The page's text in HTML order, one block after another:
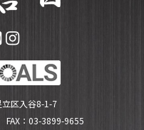
区入谷8-1-7
：03-3899-9655